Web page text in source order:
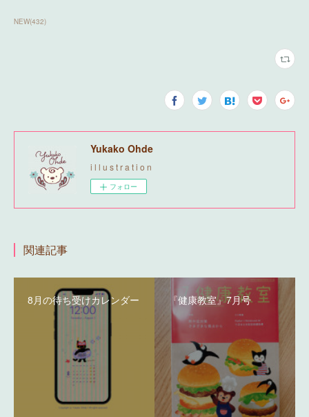
NEW(432)
Yukako Ohde
i l l u s t r a t i o n
フォロー
関連記事
8月の待ち受けカレンダー 『健康教室』7月号